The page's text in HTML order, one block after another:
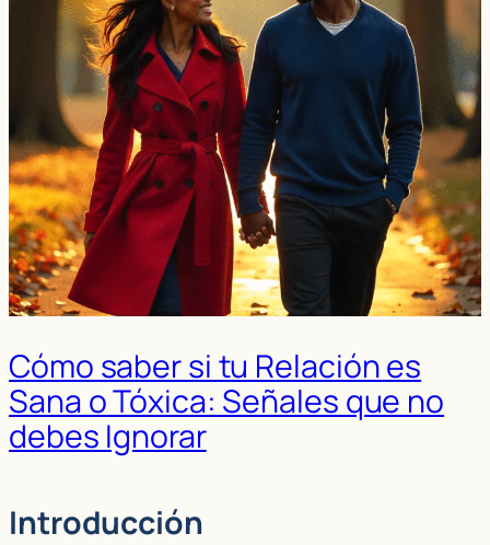
Cómo saber si tu Relación es
Sana o Tóxica: Señales que no
debes Ignorar
Introducción